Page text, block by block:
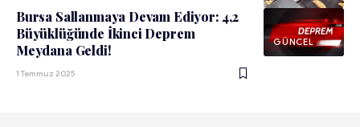
GÜNCEL
Bursa Sallanmaya Devam Ediyor: 4,2
Büyüklüğünde İkinci Deprem
Meydana Geldi!
1 Temmuz 2025